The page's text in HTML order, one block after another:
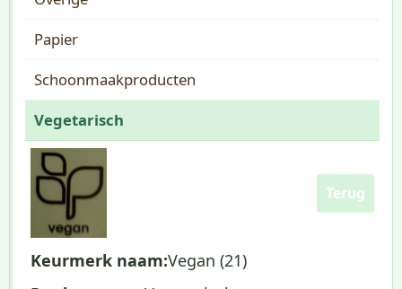
Papier
Schoonmaakproducten
Vegetarisch
Terug
Keurmerk naam:Vegan (21)